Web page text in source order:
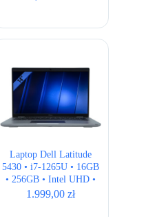
wynosiła:
2.299,00 zł.
wynosi:
1.899,00 zł.
Laptop Dell Latitude
5430 • i7-1265U • 16GB
• 256GB • Intel UHD •
14″ Full HD
1.999,00 zł